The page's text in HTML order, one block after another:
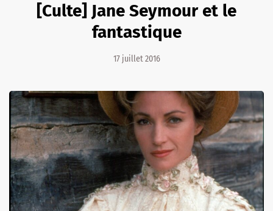
[Culte] Jane Seymour et le
fantastique
17 juillet 2016